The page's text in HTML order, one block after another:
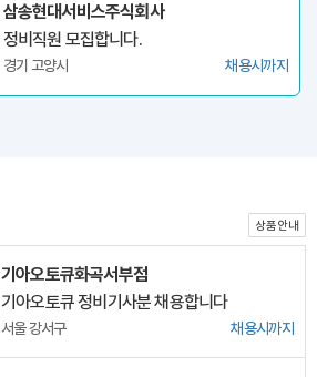
삼송현대서비스주식회사
정비직원 모집합니다.
경기 고양시 채용시까지
상품안내
기아오토큐화곡서부점
기아오토큐 정비기사분 채용합니다
서울 강서구 채용시까지